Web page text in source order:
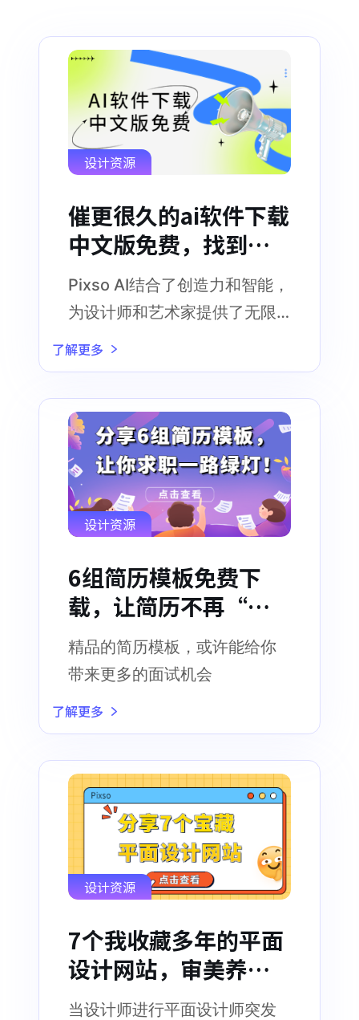
设计资源
催更很久的ai软件下载
中文版免费，找到
了！
Pixso AI结合了创造力和智能，
为设计师和艺术家提供了无限
的可能性
了解更多
设计资源
6组简历模板免费下
载，让简历不再“石
沉大海”！
精品的简历模板，或许能给你
带来更多的面试机会
了解更多
设计资源
7个我收藏多年的平面
设计网站，审美养成
系列！
当设计师进行平面设计师突发